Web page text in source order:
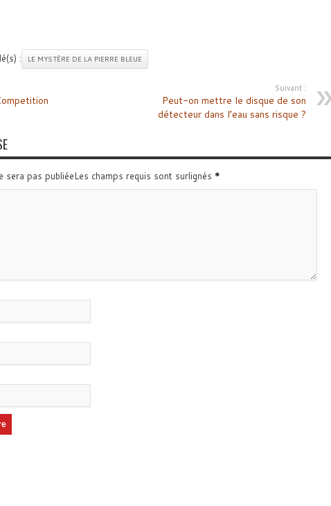
: LE MYSTÈRE DE LA PIERRE BLEUE
Suivant :
Peut-on mettre le disque de son
détecteur dans l’eau sans risque ?
sera pas publiéeLes champs requis sont surlignés *